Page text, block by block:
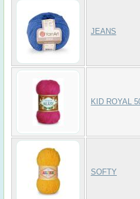
JEANS
KID ROYAL
SOFTY